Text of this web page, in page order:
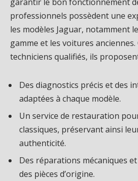
professionnels possèdent une
les modèles Jaguar, notamment
gamme et les voitures anciennes.
techniciens qualifiés, ils
Des diagnostics précis et des
adaptées à chaque modèle.
Un service de restauration
classiques, préservant ainsi
authenticité.
Des réparations mécaniques
des pièces d’origine.